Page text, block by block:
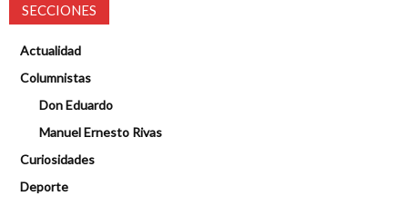
SECCIONES
Actualidad
Columnistas
Don Eduardo
Manuel Ernesto Rivas
Curiosidades
Deporte